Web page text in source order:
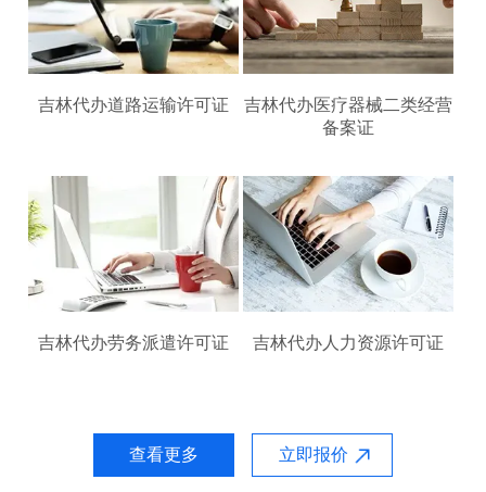
吉林代办道路运输许可证
吉林代办医疗器械二类经营
备案证
吉林代办劳务派遣许可证 吉林代办人力资源许可证
查看更多 立即报价